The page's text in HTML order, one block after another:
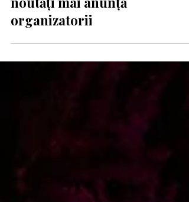
Trupa byron va deschide
Zilele Nordului 2026. Ce
noutăți mai anunță
organizatorii